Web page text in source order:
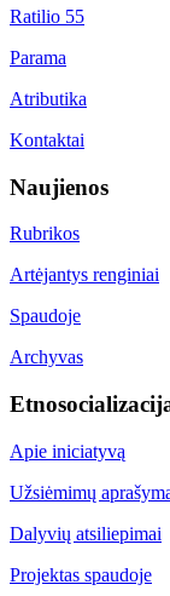
Ratilio 55
Parama
Atributika
Kontaktai
Naujienos
Rubrikos
Artėjantys renginiai
Spaudoje
Archyvas
Apie iniciatyvą
Užsiėmimų
Dalyvių atsiliepimai
Projektas spaudoje